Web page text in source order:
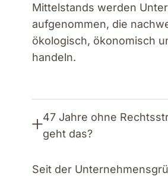
Mittelstands werden
aufgenommen, die
ökologisch, ökonomisch
handeln.
47 Jahre ohne
geht das?
Seit der